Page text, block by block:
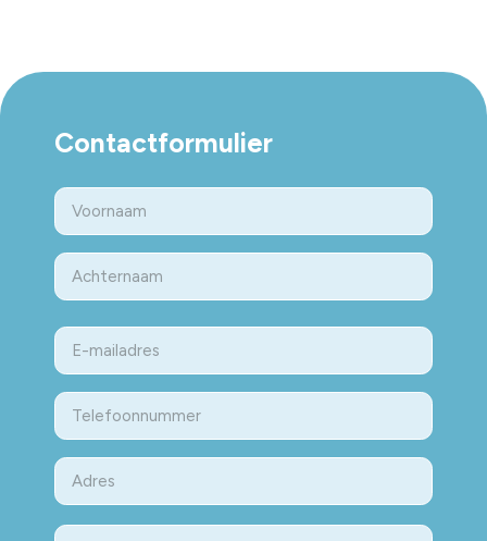
Contactformulier
Naam
Eerste
E-
mailadres
Telefoon
Adres
Street